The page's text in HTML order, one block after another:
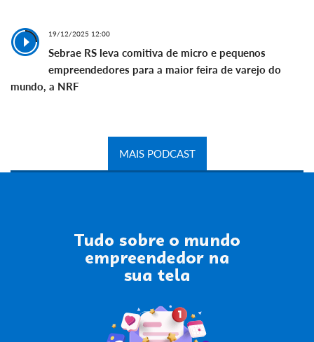
19/12/2025 12:00
Sebrae RS leva comitiva de micro e pequenos
empreendedores para a maior feira de varejo do
mundo, a NRF
MAIS PODCAST